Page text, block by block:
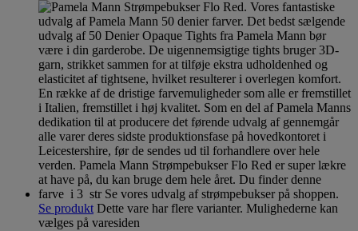
Se produkt Dette vare har flere varianter. Mulighederne kan
vælges på varesiden